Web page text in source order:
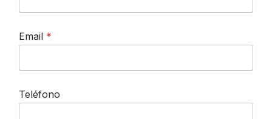
m
a
l
o
m
Email *
Teléfono